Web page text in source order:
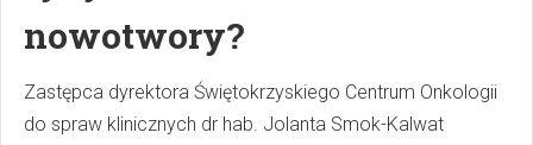
nowotwory?
Zastępca dyrektora Świętokrzyskiego Centrum Onkologii
do spraw klinicznych dr hab. Jolanta Smok-Kalwat